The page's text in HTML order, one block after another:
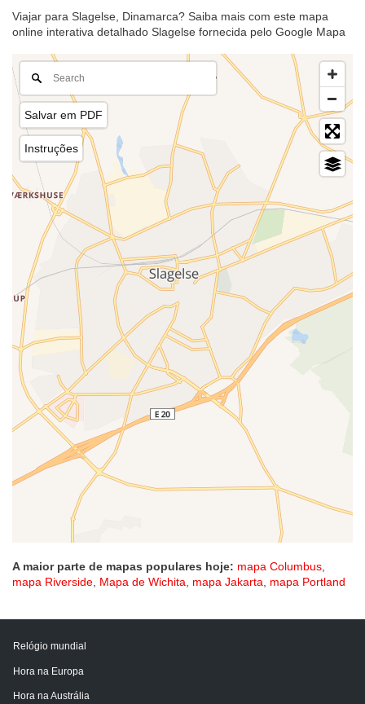
Viajar para Slagelse, Dinamarca? Saiba mais com este mapa
online interativa detalhado Slagelse fornecida pelo Google Mapa
Salvar em PDF
Instruções
A maior parte de mapas populares hoje: mapa Columbus,
mapa Riverside, Mapa de Wichita, mapa Jakarta, mapa Portland
Relógio mundial
Hora na Europa
Hora na Austrália